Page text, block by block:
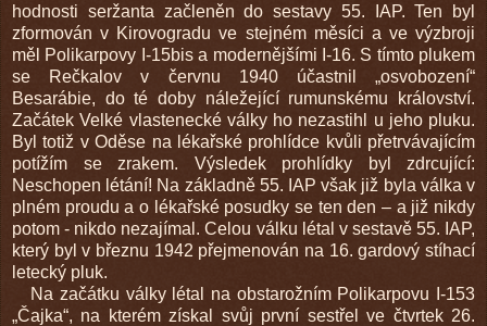
hodnosti seržanta začleněn do sestavy 55. IAP. Ten byl
zformován v Kirovogradu ve stejném měsíci a ve výzbroji
měl Polikarpovy I-15bis a modernějšími I-16. S tímto plukem
se Rečkalov v červnu 1940 účastnil „osvobození“
Besarábie, do té doby náležející rumunskému království.
Začátek Velké vlastenecké války ho nezastihl u jeho pluku.
Byl totiž v Oděse na lékařské prohlídce kvůli přetrvávajícím
potížím se zrakem. Výsledek prohlídky byl zdrcující:
Neschopen létání! Na základně 55. IAP však již byla válka v
plném proudu a o lékařské posudky se ten den – a již nikdy
potom - nikdo nezajímal. Celou válku létal v sestavě 55. IAP,
který byl v březnu 1942 přejmenován na 16. gardový stíhací
letecký pluk.
Na začátku války létal na obstarožním Polikarpovu I-153
„Čajka“, na kterém získal svůj první sestřel ve čtvrtek 26.